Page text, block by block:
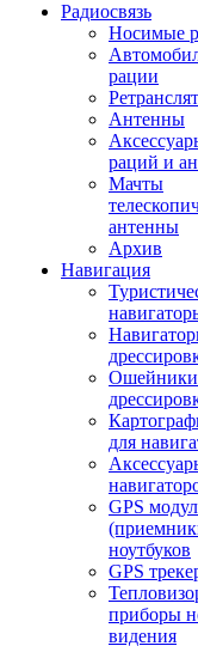
Радиосвязь
Носимые
рации
Антенны
раций и
Мачты
антенны
Архив
Навигация
Ошейники
для
GPS
ноутбуков
GPS
приборы
видения